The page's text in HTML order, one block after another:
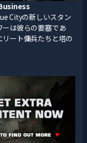
Cityの新しいスタン
ーは彼らの要塞であ
リート傭兵たちと塔の